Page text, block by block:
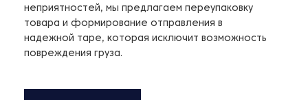
неприятностей, мы предлагаем переупаковку
товара и формирование отправления в
надежной таре, которая исключит возможность
повреждения груза.